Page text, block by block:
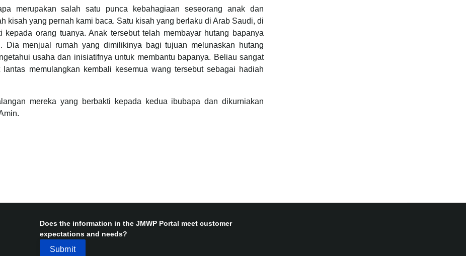
merupakan salah satu punca kebahagiaan seseorang anak dan
kisah yang pernah kami baca. Satu kisah yang berlaku di Arab Saudi, di
orang tuanya. Anak tersebut telah membayar hutang bapanya
menjual rumah yang dimilikinya bagi tujuan melunaskan hutang
usaha dan inisiatifnya untuk membantu bapanya. Beliau sangat
memulangkan kembali kesemua wang tersebut sebagai hadiah
mereka yang berbakti kepada kedua ibubapa dan dikurniakan
Does the information in the JMWP Portal meet customer
expectations and needs?